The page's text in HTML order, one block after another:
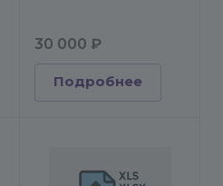
30 000 ₽
Подробнее